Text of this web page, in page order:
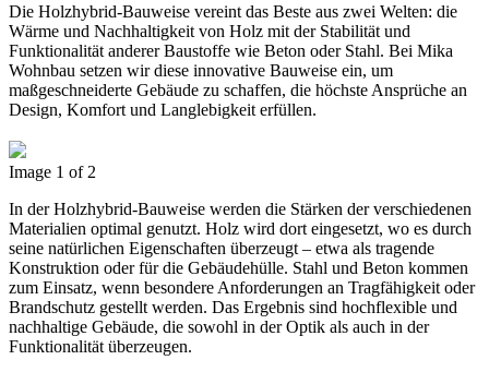
Die Holzhybrid-Bauweise vereint das Beste aus zwei Welten: die
Wärme und Nachhaltigkeit von Holz mit der Stabilität und
Funktionalität anderer Baustoffe wie Beton oder Stahl. Bei Mika
Wohnbau setzen wir diese innovative Bauweise ein, um
maßgeschneiderte Gebäude zu schaffen, die höchste Ansprüche an
Design, Komfort und Langlebigkeit erfüllen.
Image 1 of 2
In der Holzhybrid-Bauweise werden die Stärken der verschiedenen
Materialien optimal genutzt. Holz wird dort eingesetzt, wo es durch
seine natürlichen Eigenschaften überzeugt – etwa als tragende
Konstruktion oder für die Gebäudehülle. Stahl und Beton kommen
zum Einsatz, wenn besondere Anforderungen an Tragfähigkeit oder
Brandschutz gestellt werden. Das Ergebnis sind hochflexible und
nachhaltige Gebäude, die sowohl in der Optik als auch in der
Funktionalität überzeugen.